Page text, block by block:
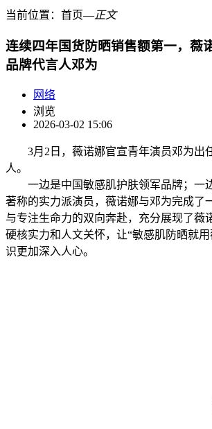
当前位置： 首页―正文
连续四年国货防晒销售额第一，薇
品牌代言人邓为
网络
浏览
2026-03-02 15:06
3月2日，薇诺娜官宣青年演员邓为出
人。
一边是中国敏感肌护肤领军品牌；一
著称的实力派演员，薇诺娜与邓为完成了
与专注生命力的双向奔赴，充分展现了薇
硬核实力和人文关怀，让“敏感肌防晒就
识更加深入人心。